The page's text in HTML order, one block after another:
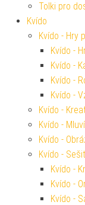
Tolki pro
Kvído
Kvído - Hry
Kvído -
Kvído -
Kvído -
Kvído -
Kvído -
Kvído -
Kvído -
Kvído -
Kvído -
Kvído -
Kvído -